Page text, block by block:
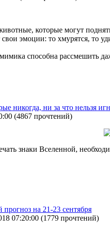
которые могут
эмоции: то хмурятся, то
способна рассмешить
никогда, ни за что нельзя
(4867 прочтений)
знаки Вселенной,
на 21-23 сентября
07:20:00 (1779 прочтений)